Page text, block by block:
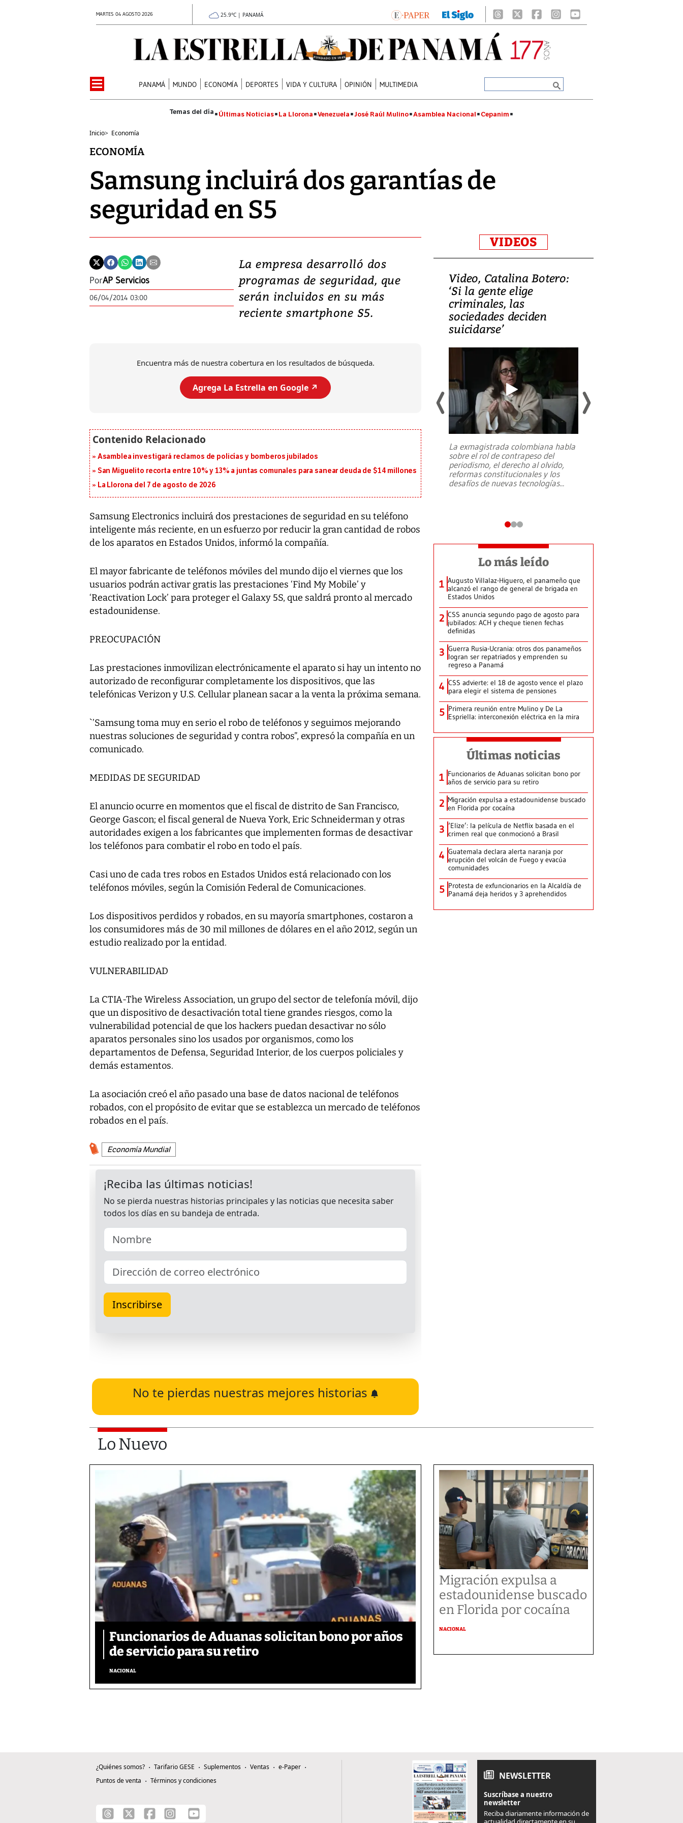
MARTES 04 AGOSTO 2026 25.9°C | PANAMÁ
PANAMÁ MUNDO ECONOMÍA DEPORTES VIDA Y CULTURA OPINIÓN MULTIMEDIA
Últimas Noticias La Llorona Venezuela José Raúl Mulino Asamblea Nacional Cepanim
Inicio> Economía
ECONOMÍA
Samsung incluirá dos garantías de
seguridad en S5
PorAP Servicios
06/04/2014 03:00
La empresa desarrolló dos
programas de seguridad, que
serán incluidos en su más
reciente smartphone S5.
Encuentra más de nuestra cobertura en los resultados de búsqueda.
Agrega La Estrella en Google ↗️
Asamblea investigará reclamos de policías y bomberos jubilados
San Miguelito recorta entre 10% y 13% a juntas comunales para sanear deuda de $14 millones
La Llorona del 7 de agosto de 2026
Samsung Electronics incluirá dos prestaciones de seguridad en su teléfono
inteligente más reciente, en un esfuerzo por reducir la gran cantidad de robos
de los aparatos en Estados Unidos, informó la compañía.
El mayor fabricante de teléfonos móviles del mundo dijo el viernes que los
usuarios podrán activar gratis las prestaciones ‘Find My Mobile’ y
‘Reactivation Lock’ para proteger el Galaxy 5S, que saldrá pronto al mercado
estadounidense.
PREOCUPACIÓN
Las prestaciones inmovilizan electrónicamente el aparato si hay un intento no
autorizado de reconfigurar completamente los dispositivos, que las
telefónicas Verizon y U.S. Cellular planean sacar a la venta la próxima semana.
`’Samsung toma muy en serio el robo de teléfonos y seguimos mejorando
nuestras soluciones de seguridad y contra robos”, expresó la compañía en un
comunicado.
MEDIDAS DE SEGURIDAD
El anuncio ocurre en momentos que el fiscal de distrito de San Francisco,
George Gascon; el fiscal general de Nueva York, Eric Schneiderman y otras
autoridades exigen a los fabricantes que implementen formas de desactivar
los teléfonos para combatir el robo en todo el país.
Casi uno de cada tres robos en Estados Unidos está relacionado con los
teléfonos móviles, según la Comisión Federal de Comunicaciones.
Los dispositivos perdidos y robados, en su mayoría smartphones, costaron a
los consumidores más de 30 mil millones de dólares en el año 2012, según un
estudio realizado por la entidad.
VULNERABILIDAD
La CTIA-The Wireless Association, un grupo del sector de telefonía móvil, dijo
que un dispositivo de desactivación total tiene grandes riesgos, como la
vulnerabilidad potencial de que los hackers puedan desactivar no sólo
aparatos personales sino los usados por organismos, como los
departamentos de Defensa, Seguridad Interior, de los cuerpos policiales y
demás estamentos.
La asociación creó el año pasado una base de datos nacional de teléfonos
robados, con el propósito de evitar que se establezca un mercado de teléfonos
robados en el país.
Economía Mundial
No te pierdas nuestras mejores historias
VIDEOS
Video, Japón: Terremoto
deja heridos y graves
daños en Kumamoto
7,1 se registró este martes 28 de
emergencia de gran
Video, Catalina Botero:
‘Si la gente elige
criminales, las
sociedades deciden
suicidarse’
La exmagistrada colombiana habla
sobre el rol de contrapeso del
periodismo, el derecho al olvido,
reformas constitucionales y los
desafíos de nuevas tecnologías...
Lo más leído
1 Augusto Villalaz-Higuero, el panameño que
alcanzó el rango de general de brigada en
Estados Unidos
2 CSS anuncia segundo pago de agosto para
jubilados: ACH y cheque tienen fechas
definidas
3 Guerra Rusia-Ucrania: otros dos panameños
logran ser repatriados y emprenden su
regreso a Panamá
4 CSS advierte: el 18 de agosto vence el plazo
para elegir el sistema de pensiones
5 Primera reunión entre Mulino y De La
Espriella: interconexión eléctrica en la mira
Últimas noticias
1 Funcionarios de Aduanas solicitan bono por
años de servicio para su retiro
2 Migración expulsa a estadounidense buscado
en Florida por cocaína
3 ‘Elize’: la película de Netflix basada en el
crimen real que conmocionó a Brasil
4 Guatemala declara alerta naranja por
erupción del volcán de Fuego y evacúa
comunidades
5 Protesta de exfuncionarios en la Alcaldía de
Panamá deja heridos y 3 aprehendidos
Lo Nuevo
Funcionarios de Aduanas solicitan bono por años
de servicio para su retiro
NACIONAL
Migración expulsa a
estadounidense buscado
en Florida por cocaína
NACIONAL
¿Quiénes somos? Tarifario GESE Suplementos Ventas
e-Paper
Puntos de venta
Términos y condiciones NEWSLETTER
Suscríbase a nuestro
newsletter
Reciba diariamente información de